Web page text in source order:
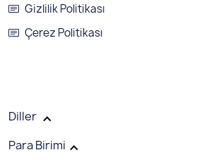
Gizlilik Politikası
Çerez Politikası
Diller
Para Birimi